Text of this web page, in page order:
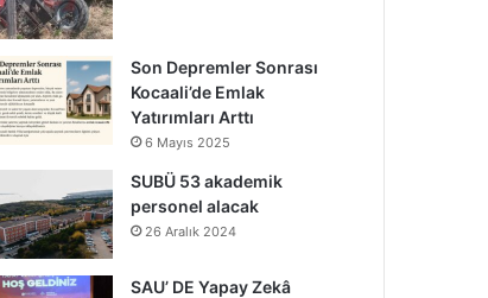
Son Depremler Sonrası
Kocaali’de Emlak
Yatırımları Arttı
6 Mayıs 2025
SUBÜ 53 akademik
personel alacak
26 Aralık 2024
SAU’ DE Yapay Zekâ